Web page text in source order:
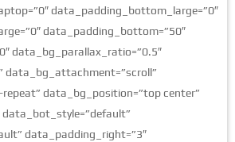
data_padding_bottom_large=”0″
data_padding_bottom=”50″
data_bg_parallax_ratio=”0.5″
data_bg_attachment=”scroll”
data_bg_position=”top center”
data_padding_right=”3″